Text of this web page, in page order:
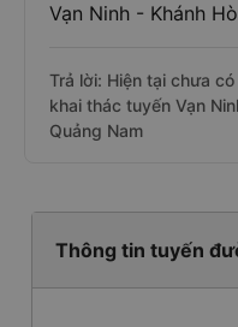
Vạn Ninh - Khánh
Trả lời: Hiện tại chưa
khai thác tuyến Vạn
Quảng Nam
Thông tin tuyến